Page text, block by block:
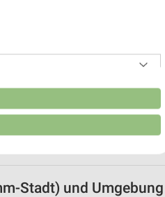
Stadt) und Umgebung